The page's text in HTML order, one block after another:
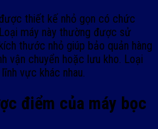
thiết kế nhỏ gọn có chức
máy này thường được sử
thước nhỏ giúp bảo quản hàng
vận chuyển hoặc lưu kho. Loại
vực khác nhau.
điểm của máy bọc